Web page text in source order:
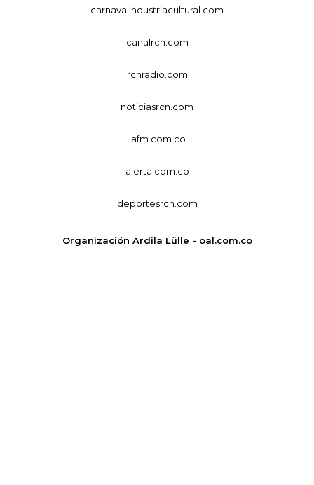
carnavalindustriacultural.com
canalrcn.com
rcnradio.com
noticiasrcn.com
lafm.com.co
alerta.com.co
deportesrcn.com
Organización Ardila Lülle - oal.com.co